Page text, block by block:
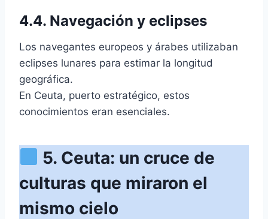
4.4. Navegación y eclipses
Los navegantes europeos y árabes utilizaban
eclipses lunares para estimar la longitud
geográfica.
En Ceuta, puerto estratégico, estos
conocimientos eran esenciales.
5. Ceuta: un cruce de
culturas que miraron el
mismo cielo